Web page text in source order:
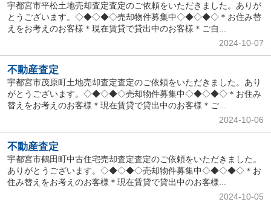
宇都宮市平松土地売却査定査定のご依頼をいただきました。ありが
とうございます。◇◆◇◆◇売却物件募集中◇◆◇◆◇＊お住み替
えをお考えのお客様＊現在賃貸で貸出中のお客様＊ご自...
2024-10-07
不動産査定
宇都宮市茂原町土地売却査定査定のご依頼をいただきました。あり
がとうございます。◇◆◇◆◇売却物件募集中◇◆◇◆◇＊お住み
替えをお考えのお客様＊現在賃貸で貸出中のお客様＊ご...
2024-10-06
不動産査定
宇都宮市鶴田町中古住宅売却査定査定のご依頼をいただきました。
ありがとうございます。◇◆◇◆◇売却物件募集中◇◆◇◆◇＊お
住み替えをお考えのお客様＊現在賃貸で貸出中のお客様...
2024-10-05